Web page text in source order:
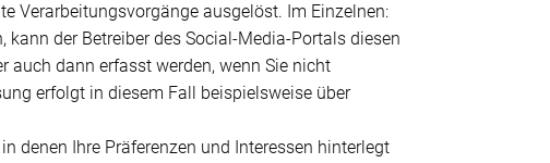
Verarbeitungsvorgänge ausgelöst. Im Einzelnen:
der Betreiber des Social-Media-Portals diesen
auch dann erfasst werden, wenn Sie nicht
erfolgt in diesem Fall beispielsweise über
denen Ihre Präferenzen und Interessen hinterlegt